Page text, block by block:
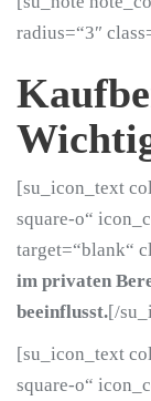
radius=“3″
[su_icon_text
square-o“
target=“blank“
im privaten
beeinflusst.[/
[su_icon_text
square-o“